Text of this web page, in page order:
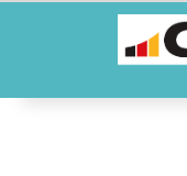
MOIN!